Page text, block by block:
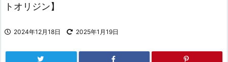
トオリジン】
2024年12月18日 2025年1月19日